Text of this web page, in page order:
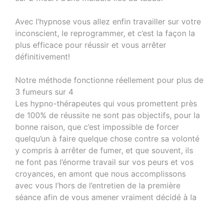
Avec l’hypnose vous allez enfin travailler sur votre
inconscient, le reprogrammer, et c’est la façon la
plus efficace pour réussir et vous arrêter
définitivement!
Notre méthode fonctionne réellement pour plus de
3 fumeurs sur 4
Les hypno-thérapeutes qui vous promettent près
de 100% de réussite ne sont pas objectifs, pour la
bonne raison, que c’est impossible de forcer
quelqu’un à faire quelque chose contre sa volonté
y compris à arrêter de fumer, et que souvent, ils
ne font pas l’énorme travail sur vos peurs et vos
croyances, en amont que nous accomplissons
avec vous l’hors de l’entretien de la première
séance afin de vous amener vraiment décidé à la